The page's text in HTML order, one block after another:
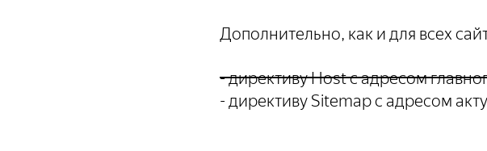
Дополнительно, как и для всех
- директиву Host с адресом
- директиву Sitemap с адресом